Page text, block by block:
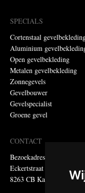
SPECIALS
Cortenstaal
Aluminium
Open gevelbekleding
Metalen gevelbekleding
Zonnegevels
Gevelbouwer
Gevelspecialist
Groene gevel
CONTACT
Bezoekadres:
Eckertstraat 75
8263 CB Kampen